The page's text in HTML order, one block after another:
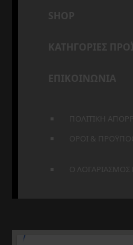
SHOP
ΚΑΤΗΓΟΡΙΕΣ
ΕΠΙΚΟΙΝΩΝΙΑ
ΠΟΛΙΤΙΚΗ
ΟΡΟΙ &
Ο ΛΟΓΑΡΙΑΣΜΟΣ